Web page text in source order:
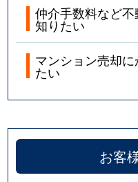
仲介手数料など
知りたい
マンション売却
たい
お客